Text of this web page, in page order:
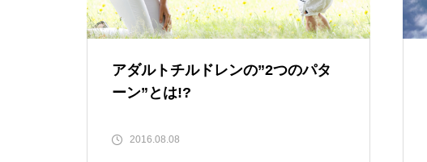
アダルトチルドレンの”2つのパタ
ーン”とは!?
2016.08.08